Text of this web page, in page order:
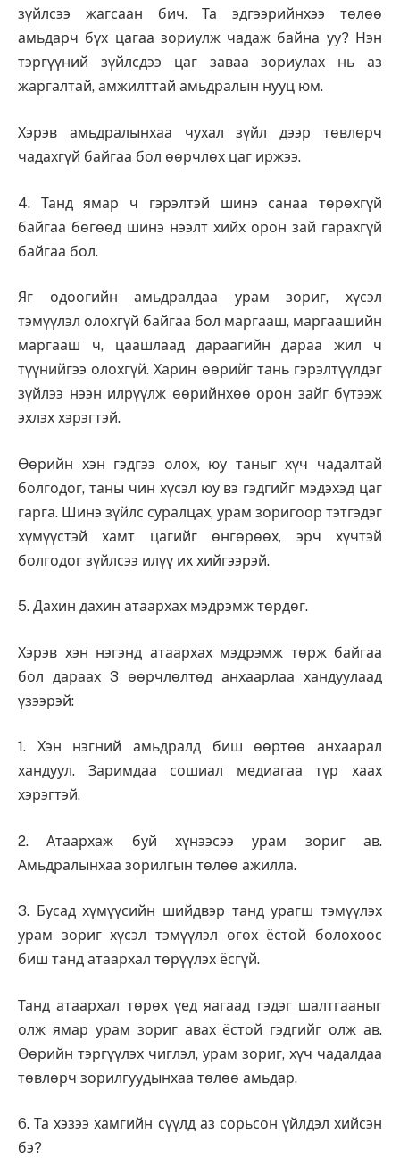
зүйлсээ жагсаан бич. Та эдгээрийнхээ төлөө
амьдарч бүх цагаа зориулж чадаж байна уу? Нэн
тэргүүний зүйлсдээ цаг заваа зориулах нь аз
жаргалтай, амжилттай амьдралын нууц юм.
Хэрэв амьдралынхаа чухал зүйл дээр төвлөрч
чадахгүй байгаа бол өөрчлөх цаг иржээ.
4. Танд ямар ч гэрэлтэй шинэ санаа төрөхгүй
байгаа бөгөөд шинэ нээлт хийх орон зай гарахгүй
байгаа бол.
Яг одоогийн амьдралдаа урам зориг, хүсэл
тэмүүлэл олохгүй байгаа бол маргааш, маргаашийн
маргааш ч, цаашлаад дараагийн дараа жил ч
түүнийгээ олохгүй. Харин өөрийг тань гэрэлтүүлдэг
зүйлээ нээн илрүүлж өөрийнхөө орон зайг бүтээж
эхлэх хэрэгтэй.
Өөрийн хэн гэдгээ олох, юу таныг хүч чадалтай
болгодог, таны чин хүсэл юу вэ гэдгийг мэдэхэд цаг
гарга. Шинэ зүйлс суралцах, урам зоригоор тэтгэдэг
хүмүүстэй хамт цагийг өнгөрөөх, эрч хүчтэй
болгодог зүйлсээ илүү их хийгээрэй.
5. Дахин дахин атаархах мэдрэмж төрдөг.
Хэрэв хэн нэгэнд атаархах мэдрэмж төрж байгаа
бол дараах 3 өөрчлөлтөд анхаарлаа хандуулаад
үзээрэй:
1. Хэн нэгний амьдралд биш өөртөө анхаарал
хандуул. Заримдаа сошиал медиагаа түр хаах
хэрэгтэй.
2. Атаархаж буй хүнээсээ урам зориг ав.
Амьдралынхаа зорилгын төлөө ажилла.
3. Бусад хүмүүсийн шийдвэр танд урагш тэмүүлэх
урам зориг хүсэл тэмүүлэл өгөх ёстой болохоос
биш танд атаархал төрүүлэх ёсгүй.
Танд атаархал төрөх үед яагаад гэдэг шалтгааныг
олж ямар урам зориг авах ёстой гэдгийг олж ав.
Өөрийн тэргүүлэх чиглэл, урам зориг, хүч чадалдаа
төвлөрч зорилгуудынхаа төлөө амьдар.
6. Та хэзээ хамгийн сүүлд аз сорьсон үйлдэл хийсэн
бэ?